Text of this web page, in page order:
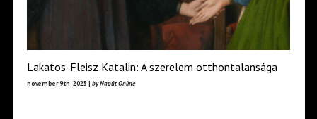
Lakatos-Fleisz Katalin: A szerelem otthontalansága
november 9th, 2025 | by Napút Online